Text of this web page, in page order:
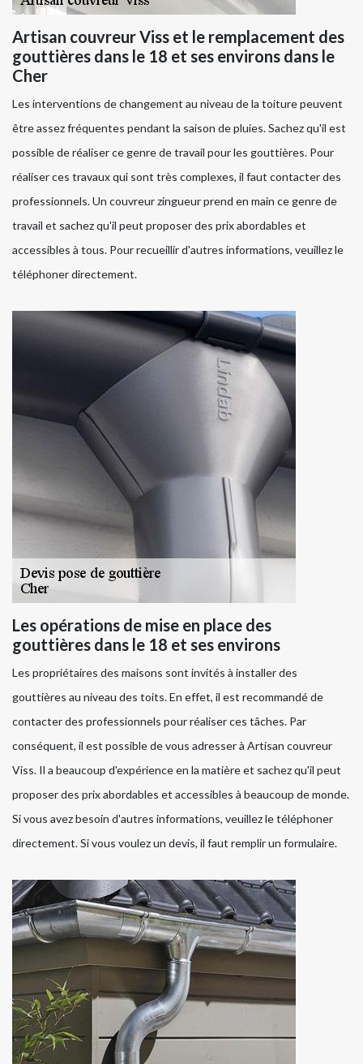
Artisan couvreur Viss et le remplacement des
gouttières dans le 18 et ses environs dans le
Cher
Les interventions de changement au niveau de la toiture peuvent
être assez fréquentes pendant la saison de pluies. Sachez qu'il est
possible de réaliser ce genre de travail pour les gouttières. Pour
réaliser ces travaux qui sont très complexes, il faut contacter des
professionnels. Un couvreur zingueur prend en main ce genre de
travail et sachez qu'il peut proposer des prix abordables et
accessibles à tous. Pour recueillir d'autres informations, veuillez le
téléphoner directement.
Les opérations de mise en place des
gouttières dans le 18 et ses environs
Les propriétaires des maisons sont invités à installer des
gouttières au niveau des toits. En effet, il est recommandé de
contacter des professionnels pour réaliser ces tâches. Par
conséquent, il est possible de vous adresser à Artisan couvreur
Viss. Il a beaucoup d'expérience en la matière et sachez qu'il peut
proposer des prix abordables et accessibles à beaucoup de monde.
Si vous avez besoin d'autres informations, veuillez le téléphoner
directement. Si vous voulez un devis, il faut remplir un formulaire.